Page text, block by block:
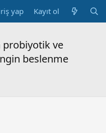
yap Kayıt ol
probiyotik ve
beslenme